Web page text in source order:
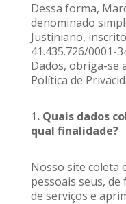
Dessa forma,
denominado
Justiniano,
41.435.726/0001-
Dados, obriga-se
Política de
1. Quais dados
qual finalidade?
Nosso site coleta
pessoais seus,
de serviços e